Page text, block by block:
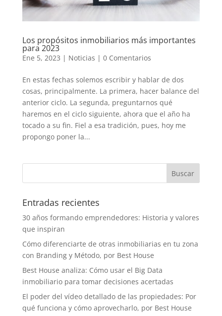
Los propósitos inmobiliarios más importantes
para 2023
Ene 5, 2023 | Noticias | 0 Comentarios
En estas fechas solemos escribir y hablar de dos
cosas, principalmente. La primera, hacer balance del
anterior ciclo. La segunda, preguntarnos qué
haremos en el ciclo siguiente, ahora que el año ha
tocado a su fin. Fiel a esa tradición, pues, hoy me
propongo poner la...
Entradas recientes
30 años formando emprendedores: Historia y valores
que inspiran
Cómo diferenciarte de otras inmobiliarias en tu zona
con Branding y Método, por Best House
Best House analiza: Cómo usar el Big Data
inmobiliario para tomar decisiones acertadas
El poder del vídeo detallado de las propiedades: Por
qué funciona y cómo aprovecharlo, por Best House